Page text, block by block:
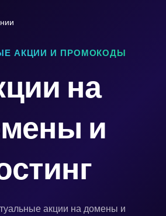
АКЦИИ И ПРОМОКОДЫ
на
и
акции на домены и